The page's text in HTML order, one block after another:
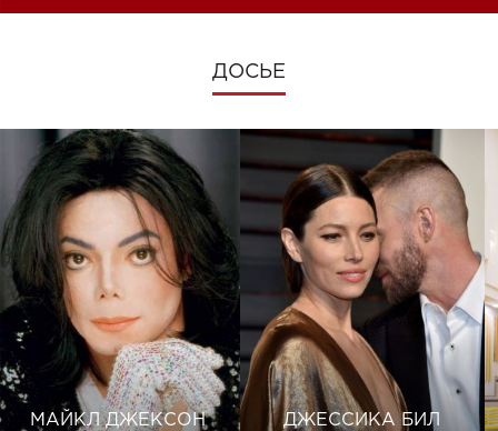
ДОСЬЕ
МАЙКЛ ДЖЕКСОН ДЖЕССИКА БИЛ